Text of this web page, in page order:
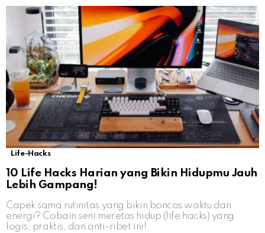
Life-Hacks
10 Life Hacks Harian yang Bikin Hidupmu Jauh
Lebih Gampang!
Capek sama rutinitas yang bikin boncos waktu dan
energi? Cobain seni meretas hidup (life hacks) yang
logis, praktis, dan anti-ribet ini!